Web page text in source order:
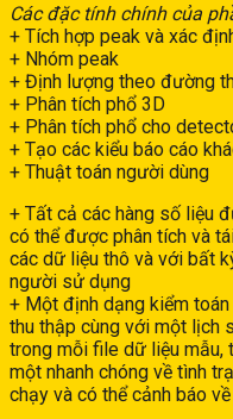
Các đặc tính chính của
+ Tích hợp peak và xác
+ Nhóm peak
+ Định lượng theo đường
+ Phân tích phổ 3D
+ Phân tích phổ cho
+ Tạo các kiểu báo cáo
+ Thuật toán người dùng
+ Tất cả các hàng số liệu
có thể được phân tích và
các dữ liệu thô và với bất
người sử dụng
+ Một định dạng kiểm
thu thập cùng với một lịch
trong mỗi file dữ liệu mẫu,
một nhanh chóng về tình
chạy và có thể cảnh báo